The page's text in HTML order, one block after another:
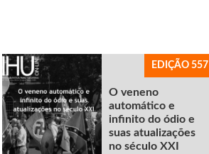
EDIÇÃO 557
O veneno
automático e
infinito do ódio e
suas atualizações
no século XXI